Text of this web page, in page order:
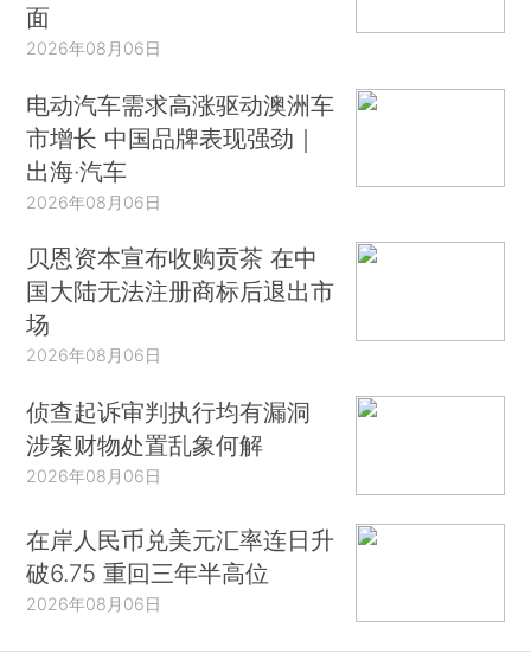
面
2026年08月06日
电动汽车需求高涨驱动澳洲车
市增长 中国品牌表现强劲｜
出海·汽车
2026年08月06日
贝恩资本宣布收购贡茶 在中
国大陆无法注册商标后退出市
场
2026年08月06日
侦查起诉审判执行均有漏洞
涉案财物处置乱象何解
2026年08月06日
在岸人民币兑美元汇率连日升
破6.75 重回三年半高位
2026年08月06日